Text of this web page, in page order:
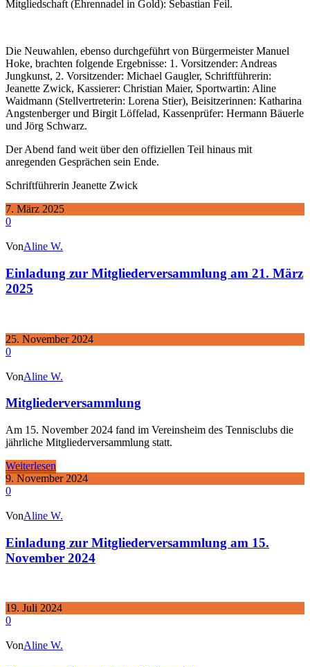
Mitgliedschaft (Ehrennadel in Gold): Sebastian Feil.
Die Neuwahlen, ebenso durchgeführt von Bürgermeister Manuel
Hoke, brachten folgende Ergebnisse: 1. Vorsitzender: Andreas
Jungkunst, 2. Vorsitzender: Michael Gaugler, Schriftführerin:
Jeanette Zwick, Kassierer: Christian Maier, Sportwartin: Aline
Waidmann (Stellvertreterin: Lorena Stier), Beisitzerinnen: Katharina
Angstenberger und Birgit Löffelad, Kassenprüfer: Hermann Bäuerle
und Jörg Schwarz.
Der Abend fand weit über den offiziellen Teil hinaus mit
anregenden Gesprächen sein Ende.
Schriftführerin Jeanette Zwick
7. März 2025
0
VonAline W.
Einladung zur Mitgliederversammlung am 21. März
2025
25. November 2024
0
VonAline W.
Mitgliederversammlung
Am 15. November 2024 fand im Vereinsheim des Tennisclubs die
jährliche Mitgliederversammlung statt.
Weiterlesen
9. November 2024
0
VonAline W.
Einladung zur Mitgliederversammlung am 15.
November 2024
19. Juli 2024
0
VonAline W.